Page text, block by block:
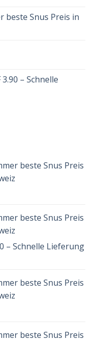
beste Snus Preis in
– Schnelle
beste Snus Preis
beste Snus Preis
– Schnelle Lieferung
beste Snus Preis
beste Snus Preis